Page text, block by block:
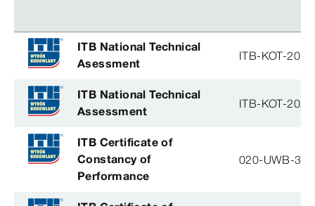
ITB National Technical
Asessment
ITB-KOT-
ITB National Technical
Assessment
ITB-KOT-
ITB Certificate of
Constancy of
Performance
020-UWB-